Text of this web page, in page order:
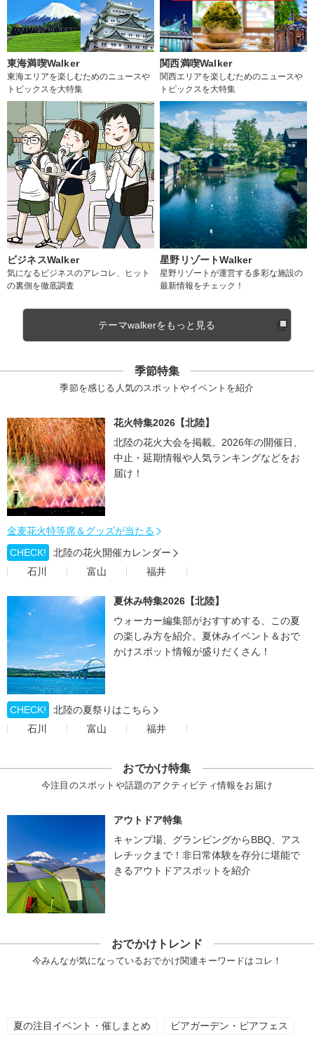
東海満喫Walker
東海エリアを楽しむためのニュースや
トピックスを大特集
関西満喫Walker
関西エリアを楽しむためのニュースや
トピックスを大特集
ビジネスWalker
気になるビジネスのアレコレ、ヒット
の裏側を徹底調査
星野リゾートWalker
星野リゾートが運営する多彩な施設の
最新情報をチェック！
テーマwalkerをもっと見る
季節特集
季節を感じる人気のスポットやイベントを紹介
花火特集2026【北陸】
北陸の花火大会を掲載。2026年の開催日、
中止・延期情報や人気ランキングなどをお
届け！
金麦花火特等席＆グッズが当たる
CHECK!
北陸の花火開催カレンダー
石川
富山 福井
夏休み特集2026【北陸】
ウォーカー編集部がおすすめする、この夏
の楽しみ方を紹介。夏休みイベント＆おで
かけスポット情報が盛りだくさん！
CHECK!
北陸の夏祭りはこちら
石川
富山 福井
おでかけ特集
今注目のスポットや話題のアクティビティ情報をお届け
アウトドア特集
キャンプ場、グランピングからBBQ、アス
レチックまで！非日常体験を存分に堪能で
きるアウトドアスポットを紹介
おでかけトレンド
今みんなが気になっているおでかけ関連キーワードはコレ！
夏の注目イベント・催しまとめ ビアガーデン・ビアフェス